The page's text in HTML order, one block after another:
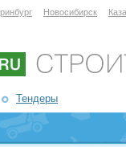
Новосибирск
Тендеры